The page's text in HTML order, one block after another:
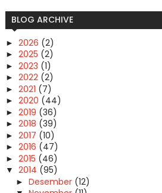
BLOG ARCHIVE
► 2026 (2)
► 2025 (2)
► 2023 (1)
► 2022 (2)
► 2021 (7)
► 2020 (44)
► 2019 (36)
► 2018 (39)
► 2017 (10)
► 2016 (47)
► 2015 (46)
▼ 2014 (95)
► Desember (12)